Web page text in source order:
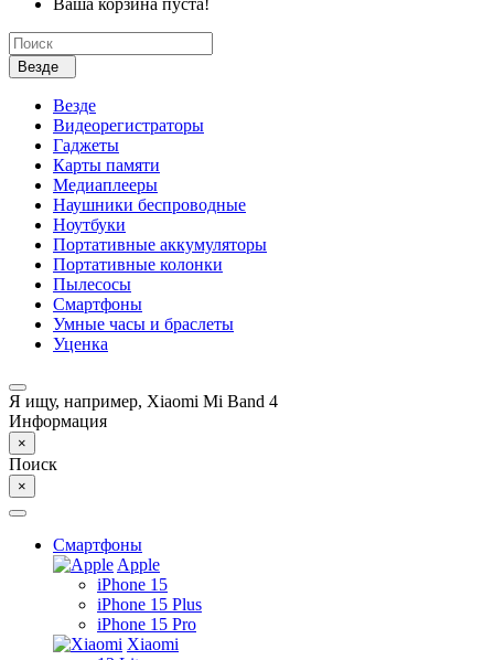
Ваша корзина пуста!
Везде
Везде
Видеорегистраторы
Гаджеты
Карты памяти
Медиаплееры
Наушники беспроводные
Ноутбуки
Портативные аккумуляторы
Портативные колонки
Пылесосы
Смартфоны
Умные часы и браслеты
Уценка
Я ищу, например, Xiaomi Mi Band 4
Информация
×
Поиск
×
Смартфоны
Apple
iPhone 15
iPhone 15 Plus
iPhone 15 Pro
Xiaomi